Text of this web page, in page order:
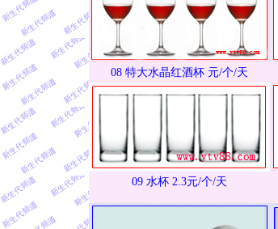
08 特大水晶红酒杯 元/个/天
09 水杯 2.3元/个/天